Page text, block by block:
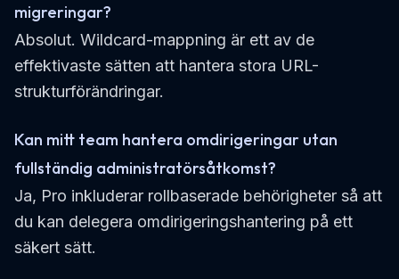
migreringar?
Absolut. Wildcard-mappning är ett av de
effektivaste sätten att hantera stora URL-
strukturförändringar.
Kan mitt team hantera omdirigeringar utan
fullständig administratörsåtkomst?
Ja, Pro inkluderar rollbaserade behörigheter så att
du kan delegera omdirigeringshantering på ett
säkert sätt.